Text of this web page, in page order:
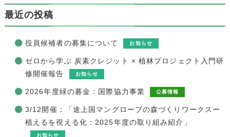
最近の投稿
役員候補者の募集について お知らせ
ゼロから学ぶ 炭素クレジット × 植林プロジェクト入門研
修開催報告
お知らせ
2026年度緑の募金：国際協力事業 公募情報
3/12開催：「途上国マングローブの森づくりワークスー
植えるを視える化：2025年度の取り組み紹介」
お知らせ